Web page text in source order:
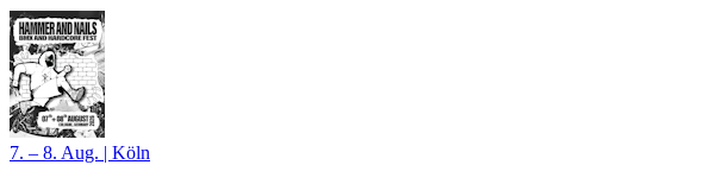
7. – 8. Aug. | Köln